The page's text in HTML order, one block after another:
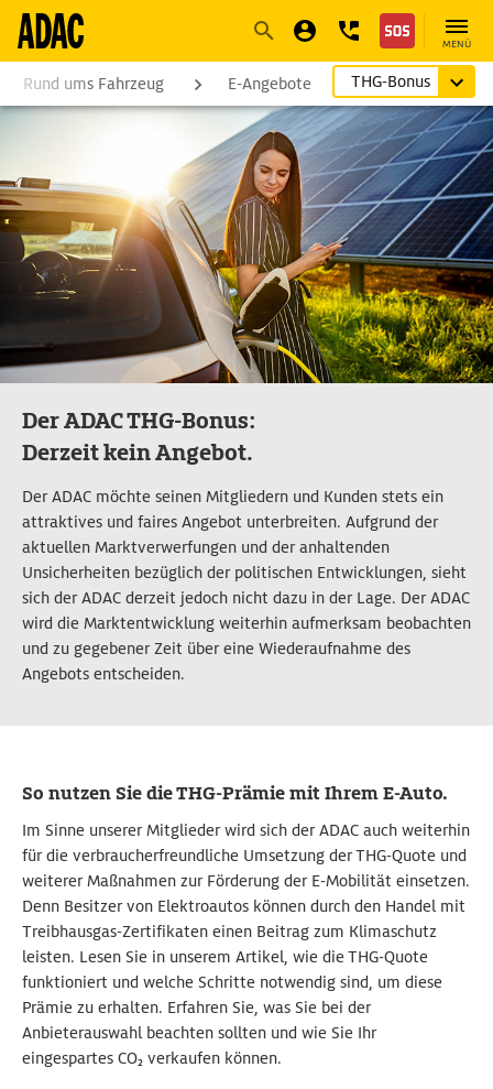
NavigationSuche
MENÜ
Rund ums Fahrzeug E-Angebote THG-Bonus
Der ADAC THG‐Bonus:
Derzeit kein Angebot.
Der ADAC möchte seinen Mitgliedern und Kunden stets ein
attraktives und faires Angebot unterbreiten. Aufgrund der
aktuellen Marktverwerfungen und der anhaltenden
Unsicherheiten bezüglich der politischen Entwicklungen, sieht
sich der ADAC derzeit jedoch nicht dazu in der Lage. Der ADAC
wird die Marktentwicklung weiterhin aufmerksam beobachten
und zu gegebener Zeit über eine Wiederaufnahme des
Angebots entscheiden.
So nutzen Sie die THG-Prämie mit Ihrem E-Auto.
Im Sinne unserer Mitglieder wird sich der ADAC auch weiterhin
für die verbraucherfreundliche Umsetzung der THG-Quote und
weiterer Maßnahmen zur Förderung der E-Mobilität einsetzen.
Denn Besitzer von Elektroautos können durch den Handel mit
Treibhausgas-Zertifikaten einen Beitrag zum Klimaschutz
leisten. Lesen Sie in unserem Artikel, wie die THG-Quote
funktioniert und welche Schritte notwendig sind, um diese
Prämie zu erhalten. Erfahren Sie, was Sie bei der
Anbieterauswahl beachten sollten und wie Sie Ihr
eingespartes CO₂ verkaufen können.